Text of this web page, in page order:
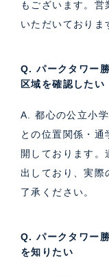
もございます。
いただいておりま
Q. パークタワー
区域を確認したい
A. 都心の公立小
との位置関係・
開しております
出しており、実際
了承ください。
Q. パークタワー
を知りたい